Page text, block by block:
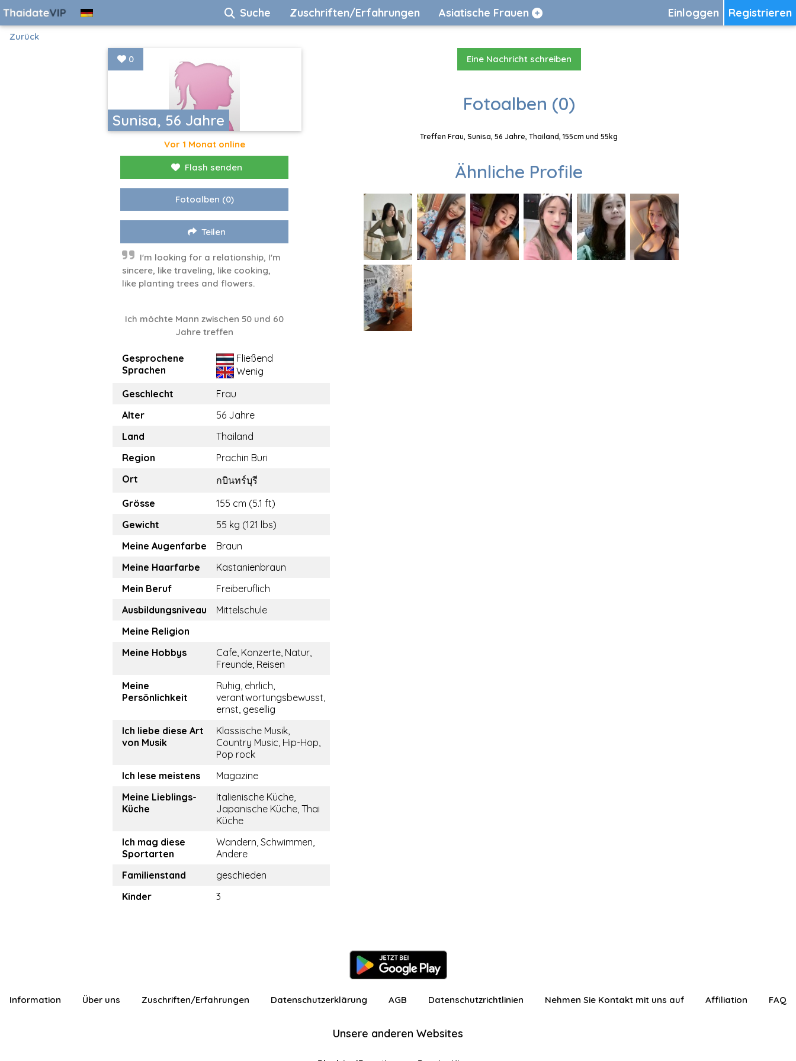
Registrieren
Einloggen
Suche Zuschriften/Erfahrungen Asiatische Frauen
Zurück
Sunisa, 56 Jahre
0
Vor 1 Monat online
Flash senden
Fotoalben (0)
Teilen
I'm looking for a relationship, I'm
sincere, like traveling, like cooking,
like planting trees and flowers.
Ich möchte Mann zwischen 50 und 60
Jahre treffen
Gesprochene
Sprachen
Fließend
Wenig
Geschlecht
Frau
Alter
56 Jahre
Land
Thailand
Region
Prachin Buri
Ort
กบินทร์บุรี
Grösse
155 cm (5.1 ft)
Gewicht
55 kg (121 lbs)
Meine Augenfarbe
Braun
Meine Haarfarbe
Kastanienbraun
Mein Beruf
Freiberuflich
Ausbildungsniveau
Mittelschule
Meine Religion
Meine Hobbys
Cafe, Konzerte, Natur,
Freunde, Reisen
Meine
Persönlichkeit
Ruhig, ehrlich,
verantwortungsbewusst,
ernst, gesellig
Ich liebe diese Art
von Musik
Klassische Musik,
Country Music, Hip-Hop,
Pop rock
Ich lese meistens
Magazine
Meine Lieblings-
Küche
Italienische Küche,
Japanische Küche, Thai
Küche
Ich mag diese
Sportarten
Wandern, Schwimmen,
Andere
Familienstand
geschieden
Kinder
3
Eine Nachricht schreiben
Fotoalben (0)
Treffen Frau, Sunisa, 56 Jahre, Thailand, 155cm und 55kg
Ähnliche Profile
Information Über uns Zuschriften/Erfahrungen Datenschutzerklärung AGB Datenschutzrichtlinien Nehmen Sie Kontakt mit uns auf Affiliation FAQ
Unsere anderen Websites